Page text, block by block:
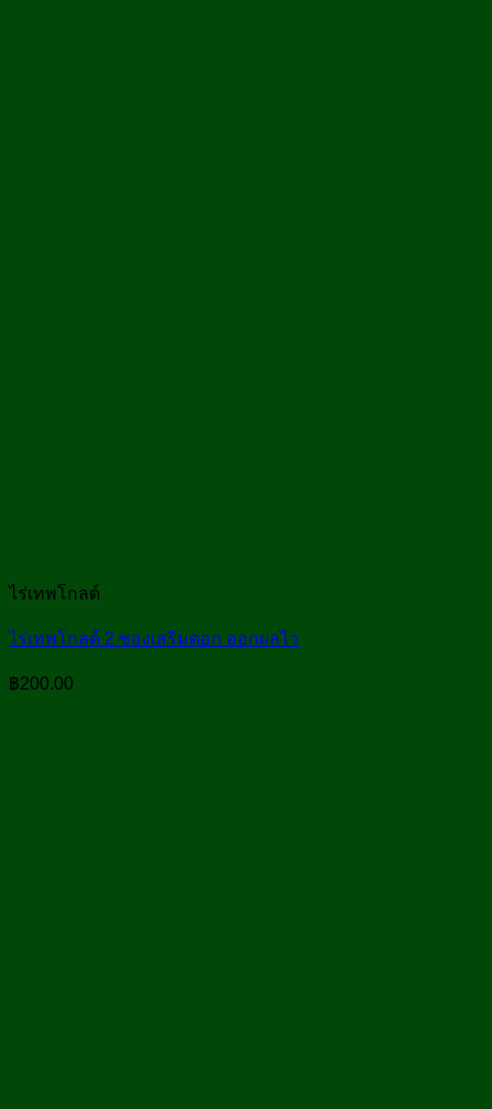
ไร่เทพโกลด์
ไร่เทพโกลด์ 2 ซองเสริมดอก ออกผลไว
฿200.00